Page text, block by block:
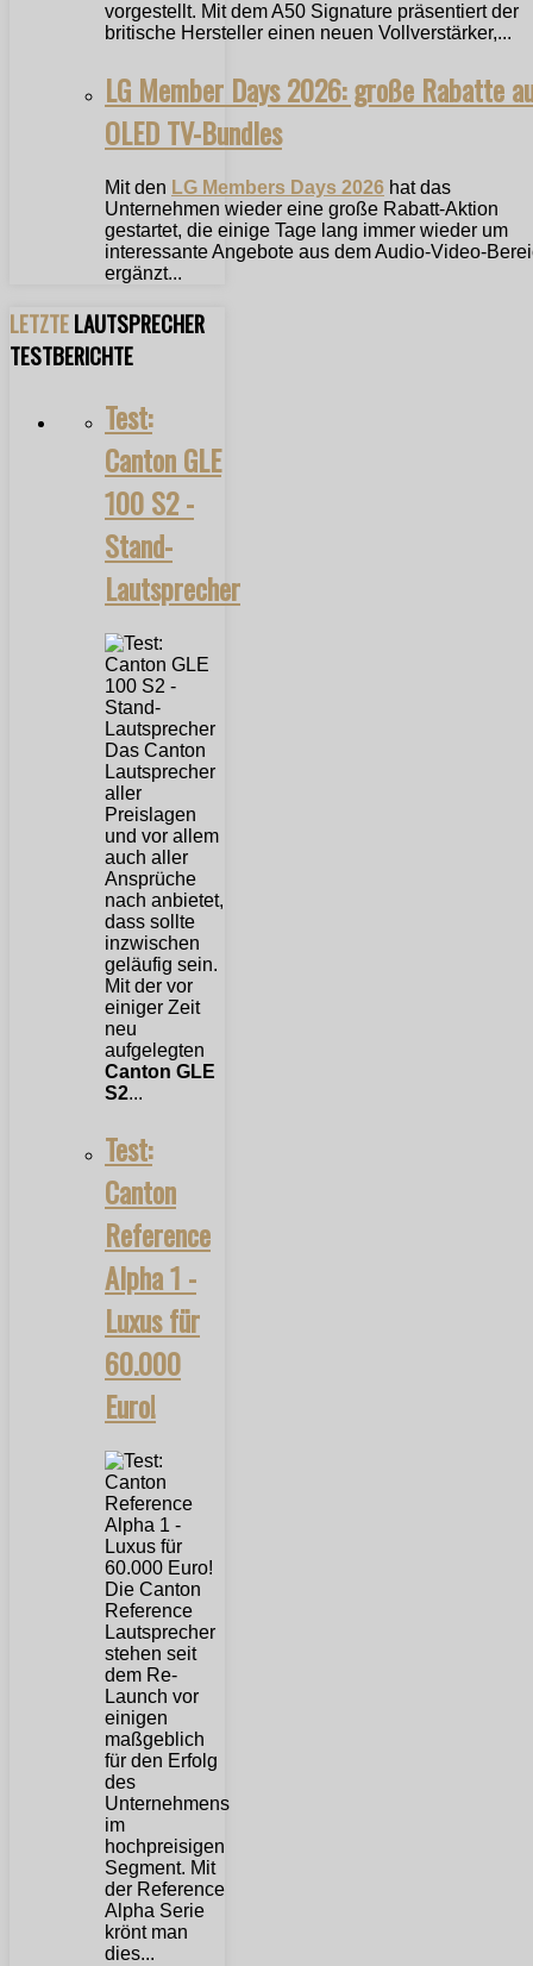
vorgestellt. Mit dem A50 Signature präsentiert der
britische Hersteller einen neuen Vollverstärker,...
LG Member Days 2026: große Rabatte
OLED TV-Bundles
Mit den LG Members Days 2026 hat das
Unternehmen wieder eine große Rabatt-Aktion
gestartet, die einige Tage lang immer wieder um
interessante Angebote aus dem Audio-Video-
ergänzt...
LETZTELAUTSPRECHER
TESTBERICHTE
Test:
Canton GLE
100 S2 -
Stand-
Lautsprecher
Das Canton
Lautsprecher
aller
Preislagen
und vor allem
auch aller
Ansprüche
nach anbietet,
dass sollte
inzwischen
geläufig sein.
Mit der vor
einiger Zeit
neu
aufgelegten
Canton GLE
S2...
Test:
Canton
Reference
Alpha 1 -
Luxus für
60.000
Euro!
Die Canton
Reference
Lautsprecher
stehen seit
dem Re-
Launch vor
einigen
maßgeblich
für den Erfolg
des
Unternehmens
im
hochpreisigen
Segment. Mit
der Reference
Alpha Serie
krönt man
dies...